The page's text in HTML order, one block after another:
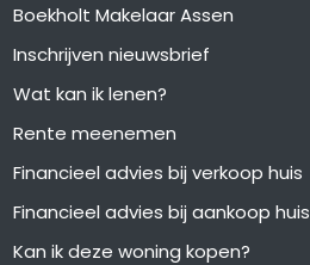
Boekholt Makelaar Assen
Inschrijven nieuwsbrief
Wat kan ik lenen?
Rente meenemen
Financieel advies bij verkoop huis
Financieel advies bij aankoop huis
Kan ik deze woning kopen?